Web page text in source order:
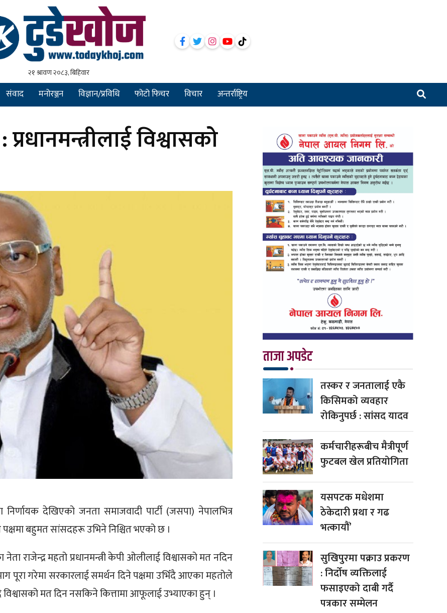
संवाद मनोरञ्जन विज्ञान/प्रविधि फोटो फिचर विचार अन्तर्राष्ट्रिय
विश्वासको
देखिएको जनता समाजवादी पार्टी (जसपा) नेपालभित्र
पक्षमा बहुमत सांसदहरू उभिने निश्चित भएको छ ।
राजेन्द्र महतो प्रधानमन्त्री केपी ओलीलाई विश्वासको मत नदिन
पूरा गरेमा सरकारलाई समर्थन दिने पक्षमा उभिँदै आएका महतोले
मत दिन नसकिने कित्तामा आफूलाई उभ्याएका हुन् ।
ताजा अपडेट
तस्कर र जनतालाई एकै
किसिमको व्यवहार
रोकिनुपर्छ : सांसद यादव
कर्मचारीहरूबीच मैत्रीपूर्ण
फुटबल खेल प्रतियोगिता
यसपटक मधेशमा
ठेकेदारी प्रथा र गढ
भत्कायौं’
सुखिपुरमा पक्राउ प्रकरण
: निर्दोष व्यक्तिलाई
फसाइएको दाबी गर्दै
पत्रकार सम्मेलन